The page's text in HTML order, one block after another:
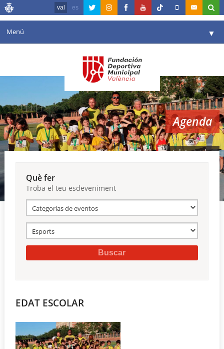
val es
Menú ▼
Agenda
▼
Comunicació ▼
València en esport ▼
Reserves
Agenda
Edat escolar
Què fer
Troba el teu esdeveniment
EDAT ESCOLAR